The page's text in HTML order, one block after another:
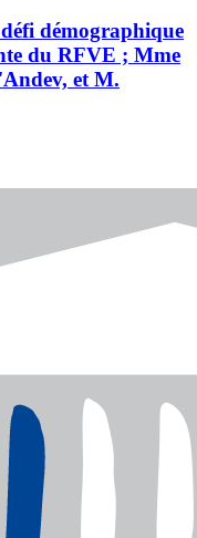
démographique
du RFVE ; Mme
et M.